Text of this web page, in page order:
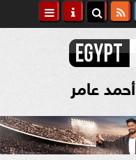
أحمد عامر